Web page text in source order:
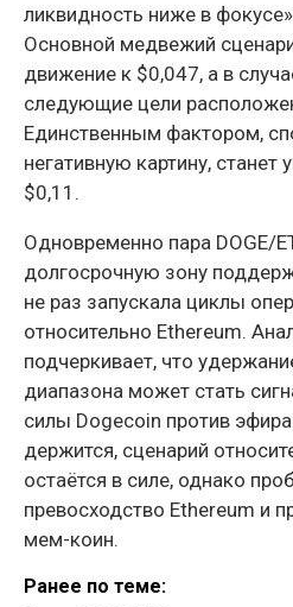
ликвидность ниже в
Основной медвежий
движение к $0,047, а в
следующие цели
Единственным фактором,
негативную картину,
$0,11.
Одновременно пара DOGE/
долгосрочную зону
не раз запускала циклы
относительно Ethereum.
подчеркивает, что
диапазона может стать
силы Dogecoin против
держится, сценарий
остаётся в силе, однако
превосходство Ethereum и
мем-коин.
Ранее по теме: